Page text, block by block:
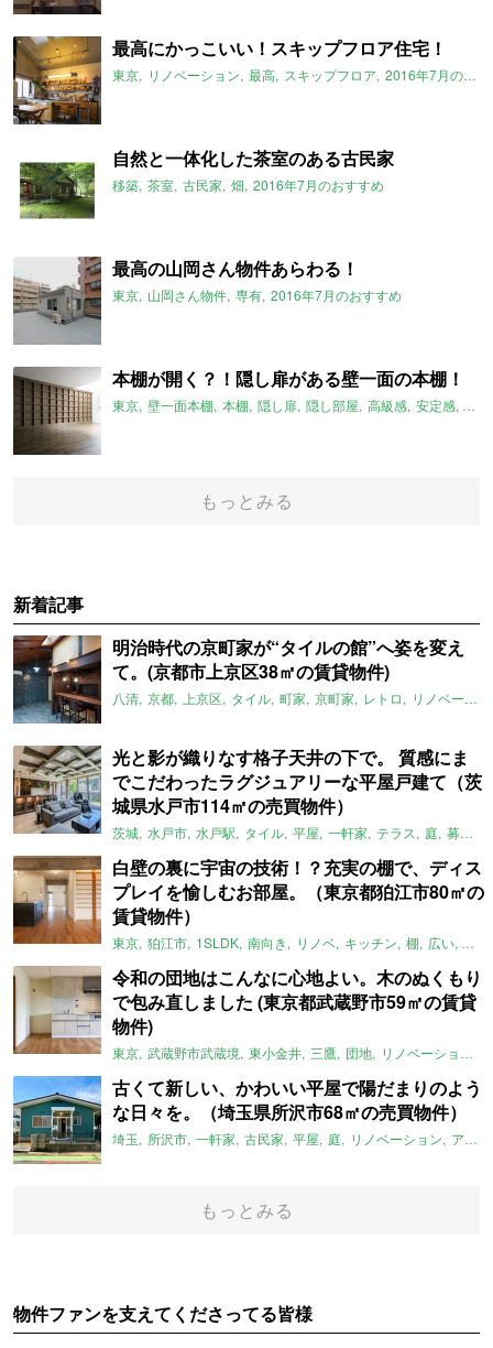
最高にかっこいい！スキップフロア住宅！
東京 リノベーション 最高 スキップフロア 2016年7月のおすすめ
自然と一体化した茶室のある古民家
移築 茶室 古民家 畑 2016年7月のおすすめ
最高の山岡さん物件あらわる！
東京 山岡さん物件 専有 2016年7月のおすすめ
本棚が開く？！隠し扉がある壁一面の本棚！
東京 壁一面本棚 本棚 隠し扉 隠し部屋 高級感 安定感 大
もっとみる
新着記事
明治時代の京町家が“タイルの館”へ姿を変え
て。(京都市上京区38㎡の賃貸物件)
八清 京都 上京区 タイル 町家 京町家 レトロ リノベーション
光と影が織りなす格子天井の下で。 質感にま
でこだわったラグジュアリーな平屋戸建て（茨
城県水戸市114㎡の売買物件）
茨城 水戸市 水戸駅 タイル 平屋 一軒家 テラス 庭 募集中
白壁の裏に宇宙の技術！？充実の棚で、ディス
プレイを愉しむお部屋。（東京都狛江市80㎡の
賃貸物件）
東京 狛江市 1SLDK 南向き リノベ キッチン 棚 広い ガイ
令和の団地はこんなに心地よい。木のぬくもり
で包み直しました (東京都武蔵野市59㎡の賃貸
物件)
東京 武蔵野市武蔵境 東小金井 三鷹 団地 リノベーション
古くて新しい、かわいい平屋で陽だまりのよう
な日々を。（埼玉県所沢市68㎡の売買物件）
埼玉 所沢市 一軒家 古民家 平屋 庭 リノベーション アメリカンハウス
もっとみる
物件ファンを支えてくださってる皆様